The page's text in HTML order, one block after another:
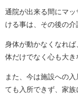
通院が出来る間にマ
ける事は、その後の介
身体が動かなくなれ
体だけでなく心も大き
また、今は施設への
ても入所できず、家